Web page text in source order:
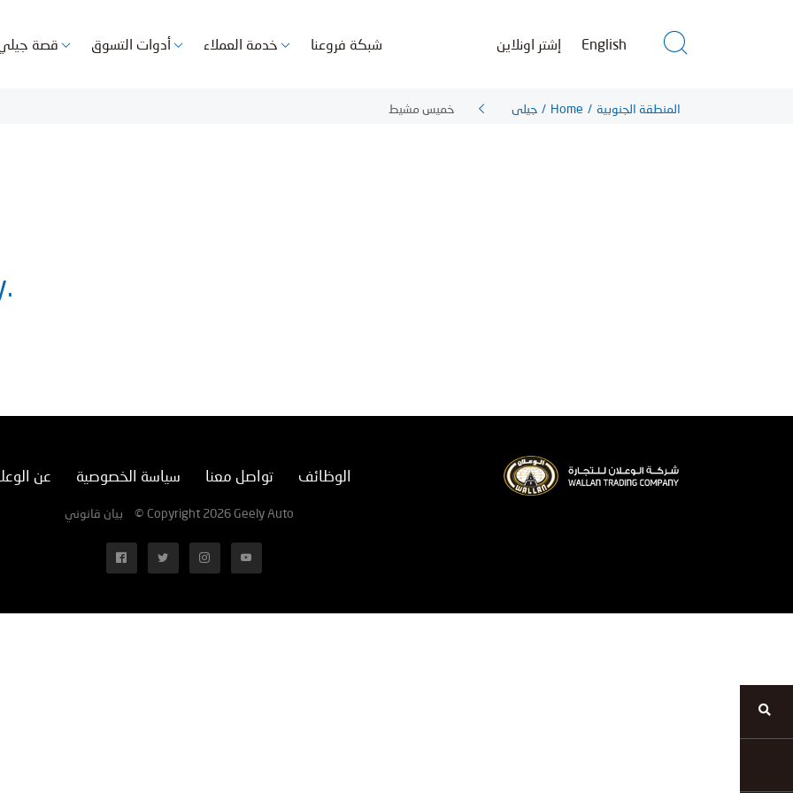
قصة أدوات التسوق خدمة العملاء شبكة فروعنا إشتر اونلاين English
خميس مشيط جيلي / Home / المنطقة الجنوبية
عن سياسة الخصوصية تواصل معنا الوظائف
بيان قانوني © Copyright 2026 Geely Auto